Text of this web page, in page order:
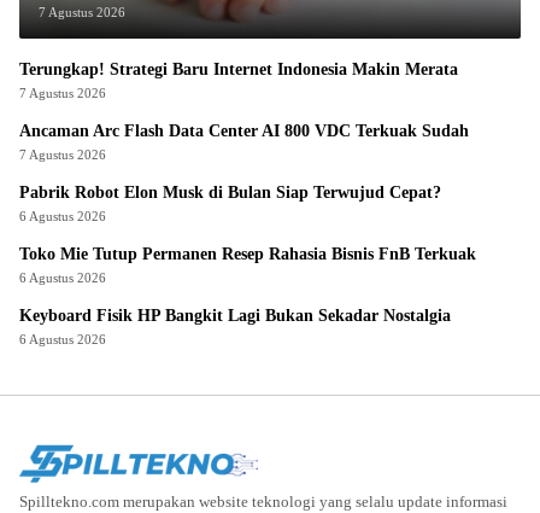
7 Agustus 2026
Terungkap! Strategi Baru Internet Indonesia Makin Merata
7 Agustus 2026
Ancaman Arc Flash Data Center AI 800 VDC Terkuak Sudah
7 Agustus 2026
Pabrik Robot Elon Musk di Bulan Siap Terwujud Cepat?
6 Agustus 2026
Toko Mie Tutup Permanen Resep Rahasia Bisnis FnB Terkuak
6 Agustus 2026
Keyboard Fisik HP Bangkit Lagi Bukan Sekadar Nostalgia
6 Agustus 2026
Spilltekno.com merupakan website teknologi yang selalu update informasi